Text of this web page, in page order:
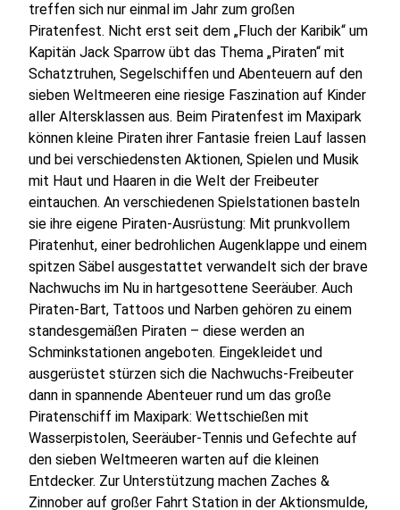
treffen sich nur einmal im Jahr zum großen
Piratenfest. Nicht erst seit dem „Fluch der Karibik“ um
Kapitän Jack Sparrow übt das Thema „Piraten“ mit
Schatztruhen, Segelschiffen und Abenteuern auf den
sieben Weltmeeren eine riesige Faszination auf Kinder
aller Altersklassen aus. Beim Piratenfest im Maxipark
können kleine Piraten ihrer Fantasie freien Lauf lassen
und bei verschiedensten Aktionen, Spielen und Musik
mit Haut und Haaren in die Welt der Freibeuter
eintauchen. An verschiedenen Spielstationen basteln
sie ihre eigene Piraten-Ausrüstung: Mit prunkvollem
Piratenhut, einer bedrohlichen Augenklappe und einem
spitzen Säbel ausgestattet verwandelt sich der brave
Nachwuchs im Nu in hartgesottene Seeräuber. Auch
Piraten-Bart, Tattoos und Narben gehören zu einem
standesgemäßen Piraten – diese werden an
Schminkstationen angeboten. Eingekleidet und
ausgerüstet stürzen sich die Nachwuchs-Freibeuter
dann in spannende Abenteuer rund um das große
Piratenschiff im Maxipark: Wettschießen mit
Wasserpistolen, Seeräuber-Tennis und Gefechte auf
den sieben Weltmeeren warten auf die kleinen
Entdecker. Zur Unterstützung machen Zaches &
Zinnober auf großer Fahrt Station in der Aktionsmulde,